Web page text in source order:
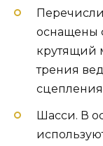
оснащены
крутящий
трения
Шасси. В